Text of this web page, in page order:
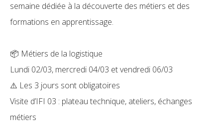
semaine dédiée à la découverte des métiers et des
formations en apprentissage.
📦 Métiers de la logistique
Lundi 02/03, mercredi 04/03 et vendredi 06/03
⚠️ Les 3 jours sont obligatoires
Visite d’IFI 03 : plateau technique, ateliers, échanges
métiers